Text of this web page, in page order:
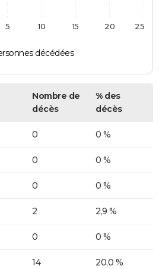
décédées
5 10 15 20 25
Nombre de
décès
% des
décès
0 0 %
0 0 %
0 0 %
2 2,9 %
0 0 %
14 20,0 %